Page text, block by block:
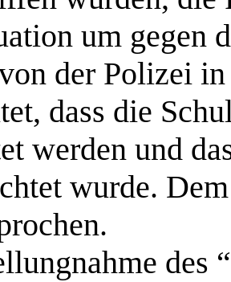
um gegen
der Polizei
dass die
werden und
wurde.
des